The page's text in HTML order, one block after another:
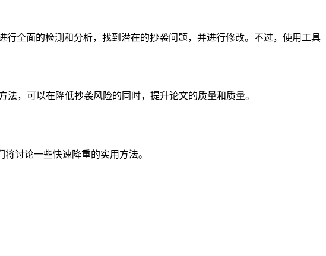
行全面的检测和分析，找到潜在的抄袭问题，并进行修改。不过，使用工具
，可以在降低抄袭风险的同时，提升论文的质量和质量。
讨论一些快速降重的实用方法。